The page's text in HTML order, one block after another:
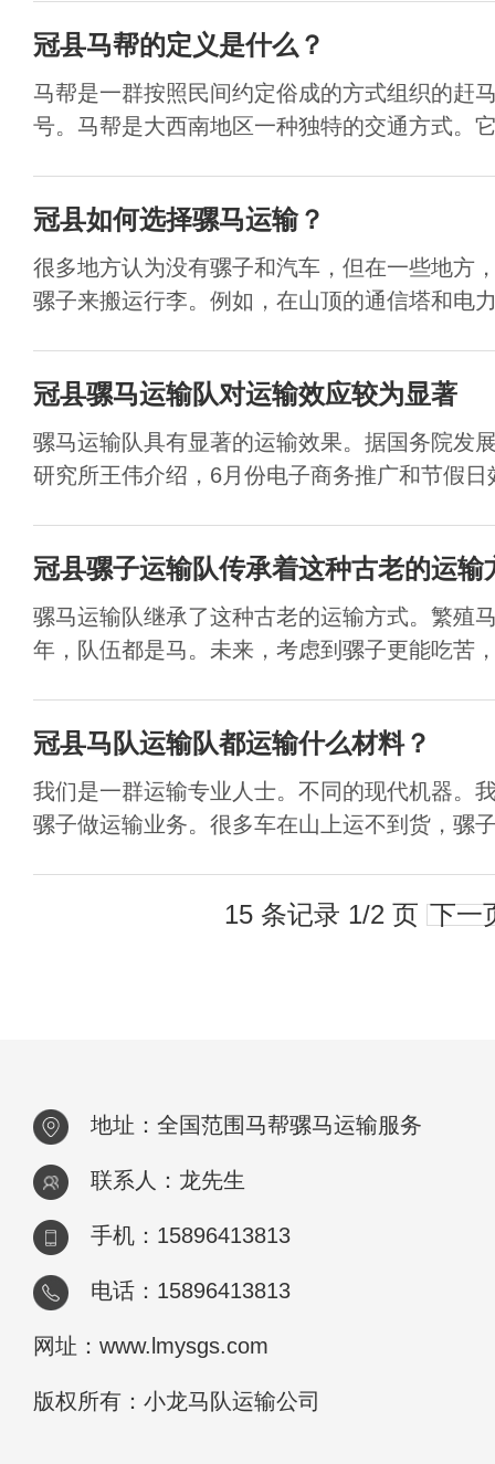
冠县马帮的定义是什么？
马帮是一群按照民间约定俗成的方式组织的赶
号。马帮是大西南地区一种独特的交通方式。
冠县如何选择骡马运输？
很多地方认为没有骡子和汽车，但在一些地方
骡子来搬运行李。例如，在山顶的通信塔和电
冠县骡马运输队对运输效应较为显著
骡马运输队具有显著的运输效果。据国务院发
研究所王伟介绍，6月份电子商务推广和节假日
冠县骡子运输队传承着这种古老的运输
骡马运输队继承了这种古老的运输方式。繁殖
年，队伍都是马。未来，考虑到骡子更能吃苦
冠县马队运输队都运输什么材料？
我们是一群运输专业人士。不同的现代机器。
骡子做运输业务。很多车在山上运不到货，骡
15 条记录 1/2 页 下一
地址：全国范围马帮骡马运输服务
联系人：龙先生
手机：15896413813
电话：15896413813
网址：www.lmysgs.com
版权所有：小龙马队运输公司